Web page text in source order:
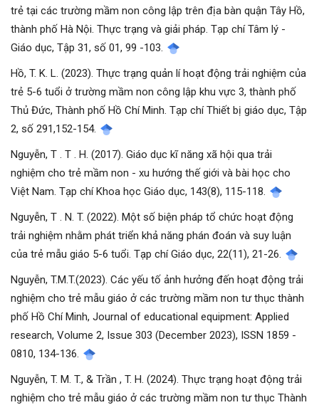
trẻ tại các trường mầm non công lập trên địa bàn quận Tây Hồ,
thành phố Hà Nội. Thực trạng và giải pháp. Tạp chí Tâm lý -
Giáo dục, Tập 31, số 01, 99 -103.
Hồ, T. K. L. (2023). Thực trạng quản lí hoạt động trải nghiệm của
trẻ 5-6 tuổi ở trường mầm non công lập khu vực 3, thành phố
Thủ Đức, Thành phố Hồ Chí Minh. Tạp chí Thiết bị giáo dục, Tập
2, số 291,152-154.
Nguyễn, T . T . H. (2017). Giáo dục kĩ năng xã hội qua trải
nghiệm cho trẻ mầm non - xu hướng thế giới và bài học cho
Việt Nam. Tạp chí Khoa học Giáo dục, 143(8), 115-118.
Nguyễn, T . N. T. (2022). Một số biện pháp tổ chức hoạt động
trải nghiệm nhằm phát triển khả năng phán đoán và suy luận
của trẻ mẫu giáo 5-6 tuổi. Tạp chí Giáo dục, 22(11), 21-26.
Nguyễn, T.M.T.(2023). Các yếu tố ảnh hưởng đến hoạt động trải
nghiệm cho trẻ mẫu giáo ở các trường mầm non tư thục thành
phố Hồ Chí Minh, Journal of educational equipment: Applied
research, Volume 2, Issue 303 (December 2023), ISSN 1859 -
0810, 134-136.
Nguyễn, T. M. T., & Trần , T. H. (2024). Thực trạng hoạt động trải
nghiệm cho trẻ mẫu giáo ở các trường mầm non tư thục Thành